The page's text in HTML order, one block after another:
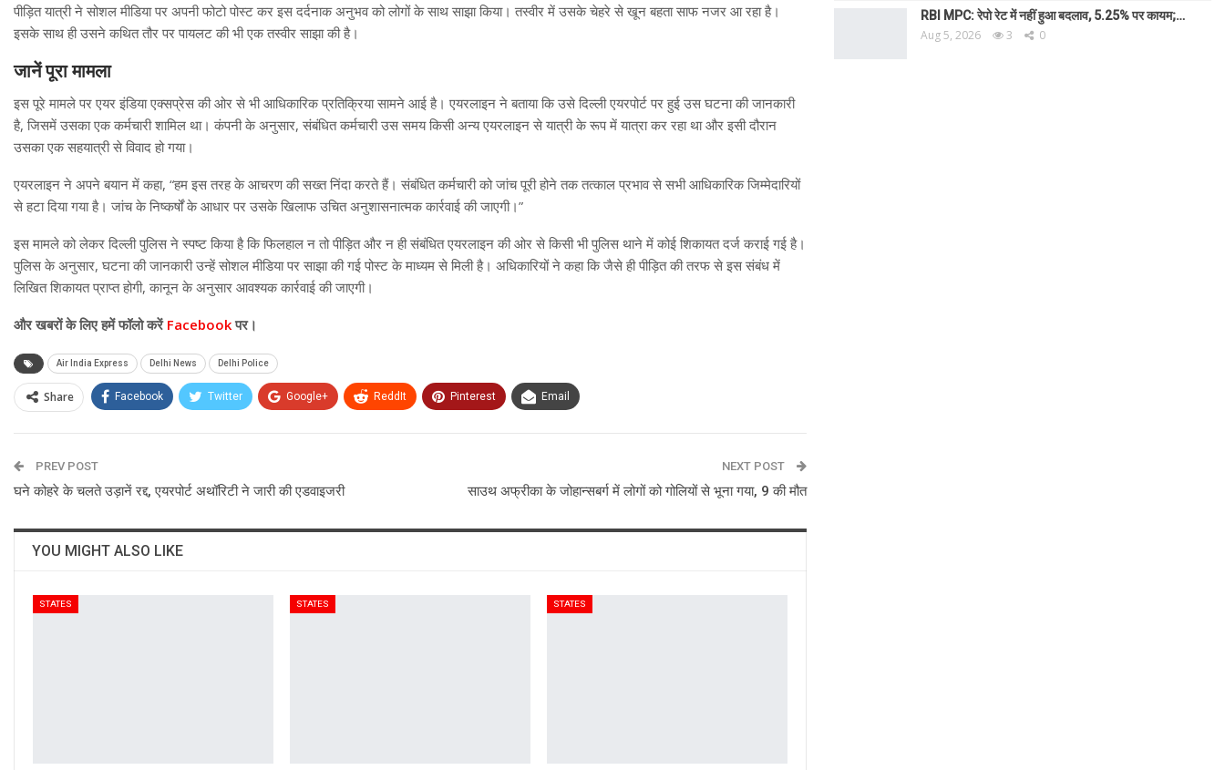
पीड़ित यात्री ने सोशल मीडिया पर अपनी फोटो पोस्ट कर इस दर्दनाक अनुभव को लोगों के साथ साझा किया। तस्वीर में उसके चेहरे से खून बहता साफ नजर आ रहा है।
इसके साथ ही उसने कथित तौर पर पायलट की भी एक तस्वीर साझा की है।
जानें पूरा मामला
इस पूरे मामले पर एयर इंडिया एक्सप्रेस की ओर से भी आधिकारिक प्रतिक्रिया सामने आई है। एयरलाइन ने बताया कि उसे दिल्ली एयरपोर्ट पर हुई उस घटना की जानकारी
है, जिसमें उसका एक कर्मचारी शामिल था। कंपनी के अनुसार, संबंधित कर्मचारी उस समय किसी अन्य एयरलाइन से यात्री के रूप में यात्रा कर रहा था और इसी दौरान
उसका एक सहयात्री से विवाद हो गया।
एयरलाइन ने अपने बयान में कहा, “हम इस तरह के आचरण की सख्त निंदा करते हैं। संबंधित कर्मचारी को जांच पूरी होने तक तत्काल प्रभाव से सभी आधिकारिक जिम्मेदारियों
से हटा दिया गया है। जांच के निष्कर्षों के आधार पर उसके खिलाफ उचित अनुशासनात्मक कार्रवाई की जाएगी।”
इस मामले को लेकर दिल्ली पुलिस ने स्पष्ट किया है कि फिलहाल न तो पीड़ित और न ही संबंधित एयरलाइन की ओर से किसी भी पुलिस थाने में कोई शिकायत दर्ज कराई गई है।
पुलिस के अनुसार, घटना की जानकारी उन्हें सोशल मीडिया पर साझा की गई पोस्ट के माध्यम से मिली है। अधिकारियों ने कहा कि जैसे ही पीड़ित की तरफ से इस संबंध में
लिखित शिकायत प्राप्त होगी, कानून के अनुसार आवश्यक कार्रवाई की जाएगी।
और खबरों के लिए हमें फॉलो करेंFacebookपर।
Air India Express Delhi News Delhi Police
Share Facebook Twitter Google+ ReddIt Pinterest Email
PREV POST
घने कोहरे के चलते उड़ानें रद्द, एयरपोर्ट अथॉरिटी ने जारी की एडवाइजरी
NEXT POST
साउथ अफ्रीका के जोहान्सबर्ग में लोगों को गोलियों से भूना गया, 9 की मौत
YOU MIGHT ALSO LIKE
STATES STATES STATES
RBI MPC: रेपो रेट में नहीं हुआ बदलाव, 5.25% पर कायम;…
Aug 5, 2026 3 0